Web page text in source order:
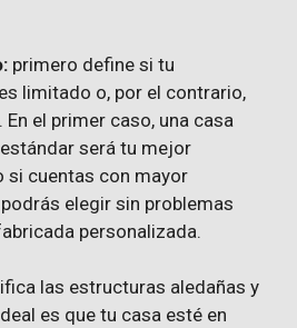
primero define si tu
limitado o, por el contrario,
el primer caso, una casa
será tu mejor
si cuentas con mayor
elegir sin problemas
personalizada.
las estructuras aledañas y
es que tu casa esté en